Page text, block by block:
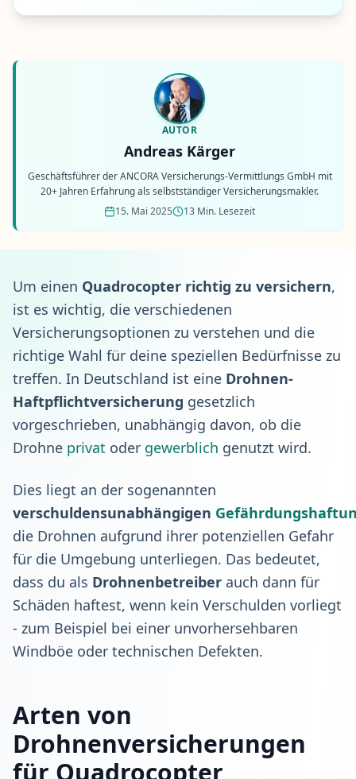
AUTOR
Andreas Kärger
Geschäftsführer der ANCORA Versicherungs-Vermittlungs GmbH mit
20+ Jahren Erfahrung als selbstständiger Versicherungsmakler.
15. Mai 2025
13 Min. Lesezeit
Um einen Quadrocopter richtig zu versichern,
ist es wichtig, die verschiedenen
Versicherungsoptionen zu verstehen und die
richtige Wahl für deine speziellen Bedürfnisse zu
treffen. In Deutschland ist eine Drohnen-
Haftpflichtversicherung gesetzlich
vorgeschrieben, unabhängig davon, ob die
Drohne privat oder gewerblich genutzt wird.
Dies liegt an der sogenannten
verschuldensunabhängigen
die Drohnen aufgrund ihrer potenziellen Gefahr
für die Umgebung unterliegen. Das bedeutet,
dass du als Drohnenbetreiber auch dann für
Schäden haftest, wenn kein Verschulden vorliegt
- zum Beispiel bei einer unvorhersehbaren
Windböe oder technischen Defekten.
Arten von
Drohnenversicherungen
für Quadrocopter